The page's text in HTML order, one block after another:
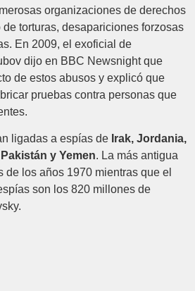
organizaciones de derechos
torturas, desapariciones forzosas
En 2009, el exoficial de
dijo en BBC Newsnight que
de estos abusos y explicó que
pruebas contra personas que
ligadas a espías de Irak, Jordania,
y Yemen. La más antigua
de los años 1970 mientras que el
son los 820 millones de